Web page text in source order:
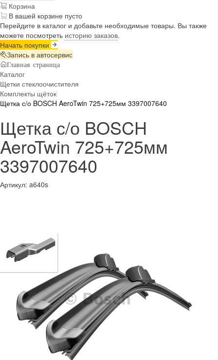
Корзина
В вашей корзине пусто
Перейдите в каталог и добавьте необходимые товары. Вы также
можете посмотреть историю заказов.
Начать покупки
Запись в автосервис
Главная страница
Каталог
Щетки стеклоочистителя
Комплекты щёток
Щетка с/о BOSCH AeroTwin 725+725мм 3397007640
Щетка с/о BOSCH
AeroTwin 725+725мм
3397007640
Артикул: a640s